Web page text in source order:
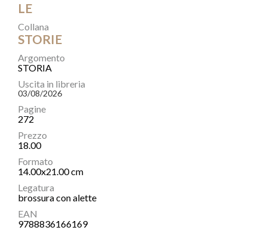
LE
Collana
STORIE
Argomento
STORIA
Uscita in libreria
03/08/2026
Pagine
272
Prezzo
18.00
Formato
14.00x21.00 cm
Legatura
brossura con alette
EAN
9788836166169